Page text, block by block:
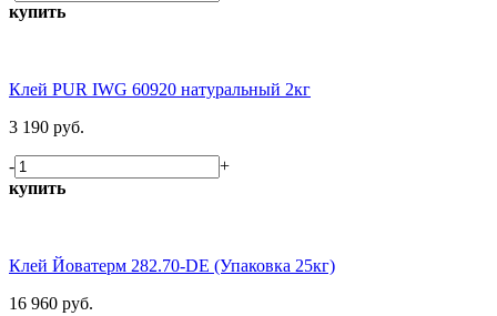
купить
Клей PUR IWG 60920 натуральный 2кг
3 190 руб.
-
+
купить
Клей Йоватерм 282.70-DE (Упаковка 25кг)
16 960 руб.